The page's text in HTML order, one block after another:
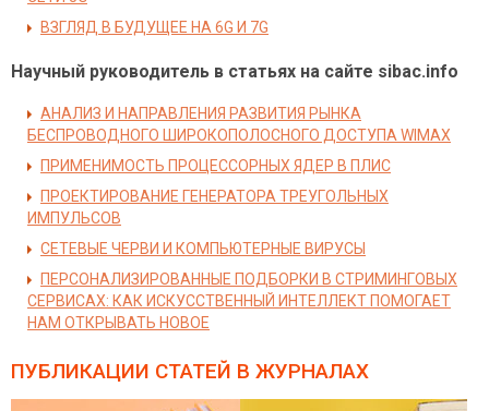
ВЗГЛЯД В БУДУЩЕЕ НА 6G И 7G
Научный руководитель в статьях на сайте sibac.info
АНАЛИЗ И НАПРАВЛЕНИЯ РАЗВИТИЯ РЫНКА
БЕСПРОВОДНОГО ШИРОКОПОЛОСНОГО ДОСТУПА WIMAX
ПРИМЕНИМОСТЬ ПРОЦЕССОРНЫХ ЯДЕР В ПЛИС
ПРОЕКТИРОВАНИЕ ГЕНЕРАТОРА ТРЕУГОЛЬНЫХ
ИМПУЛЬСОВ
СЕТЕВЫЕ ЧЕРВИ И КОМПЬЮТЕРНЫЕ ВИРУСЫ
ПЕРСОНАЛИЗИРОВАННЫЕ ПОДБОРКИ В СТРИМИНГОВЫХ
СЕРВИСАХ: КАК ИСКУССТВЕННЫЙ ИНТЕЛЛЕКТ ПОМОГАЕТ
НАМ ОТКРЫВАТЬ НОВОЕ
ПУБЛИКАЦИИ СТАТЕЙ В ЖУРНАЛАХ